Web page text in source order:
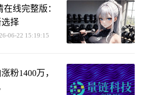
线完整版：
择
06-22 15:19:15
粉1400万，